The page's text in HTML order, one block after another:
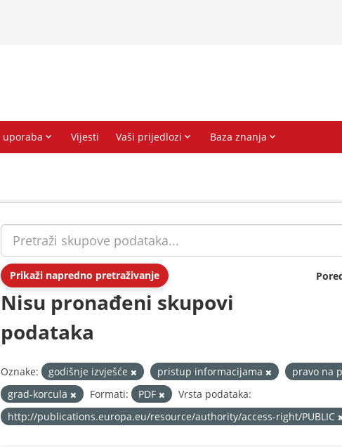
Prikaži napredno pretraživanje
Nisu pronađeni skupovi
podataka
Oznake: godišnje izvješće pristup informacijama pravo na
grad-korcula
Formati: PDF
Vrsta podataka:
http://publications.europa.eu/resource/authority/access-right/PUBLIC